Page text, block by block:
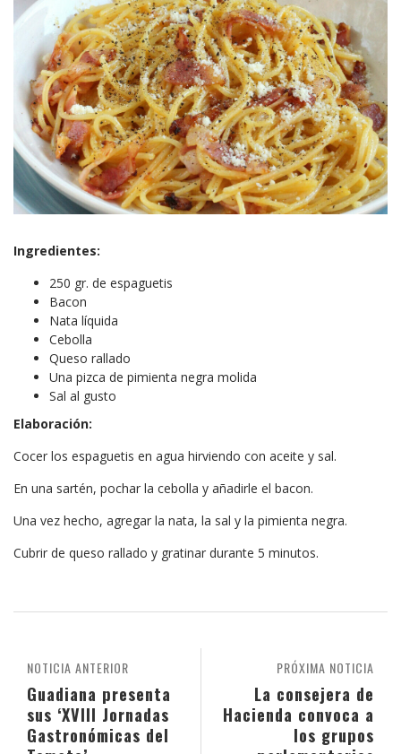
Ingredientes:
250 gr. de espaguetis
Bacon
Nata líquida
Cebolla
Queso rallado
Una pizca de pimienta negra molida
Sal al gusto
Elaboración:
Cocer los espaguetis en agua hirviendo con aceite y sal.
En una sartén, pochar la cebolla y añadirle el bacon.
Una vez hecho, agregar la nata, la sal y la pimienta negra.
Cubrir de queso rallado y gratinar durante 5 minutos.
PRÓXIMA NOTICIA
La consejera de
Hacienda convoca a
los grupos
NOTICIA ANTERIOR
Guadiana presenta
sus ‘XVIII Jornadas
Gastronómicas del